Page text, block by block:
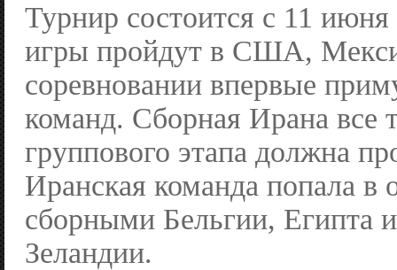
Турнир состоится с 11
игры пройдут в США,
соревновании впервые
команд. Сборная Ирана все
группового этапа должна
Иранская команда попала в
сборными Бельгии, Египта
Зеландии.